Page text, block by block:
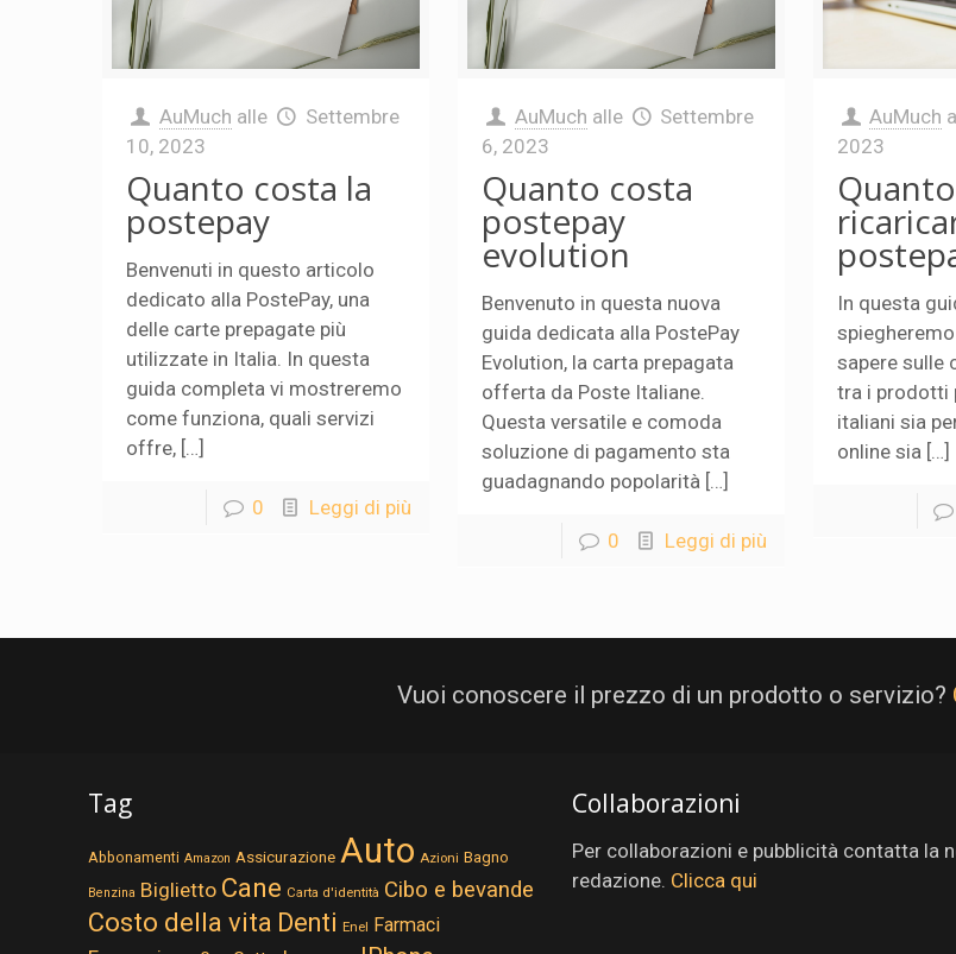
AuMuch alle
Settembre
10, 2023
Quanto costa la
postepay
Benvenuti in questo articolo
dedicato alla PostePay, una
delle carte prepagate più
utilizzate in Italia. In questa
guida completa vi mostreremo
come funziona, quali servizi
offre, […]
0 Leggi di più
AuMuch alle
Settembre
6, 2023
Quanto costa
postepay
evolution
Benvenuto in questa nuova
guida dedicata alla PostePay
Evolution, la carta prepagata
offerta da Poste Italiane.
Questa versatile e comoda
soluzione di pagamento sta
guadagnando popolarità […]
0 Leggi di più
AuMuch
2023
In questa
sapere sulle
tra i prodotti
italiani sia
online sia […]
Vuoi conoscere il prezzo di un prodotto o servizio?
Tag
Abbonamenti Amazon Assicurazione Auto Azioni Bagno
Benzina Biglietto Cane Carta d'identità Cibo e bevande
Costo della vita Denti Enel Farmaci
Collaborazioni
Per collaborazioni e pubblicità contatta la
redazione. Clicca qui